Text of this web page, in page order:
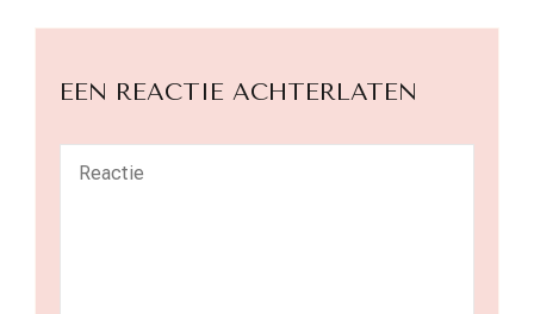
EEN REACTIE ACHTERLATEN